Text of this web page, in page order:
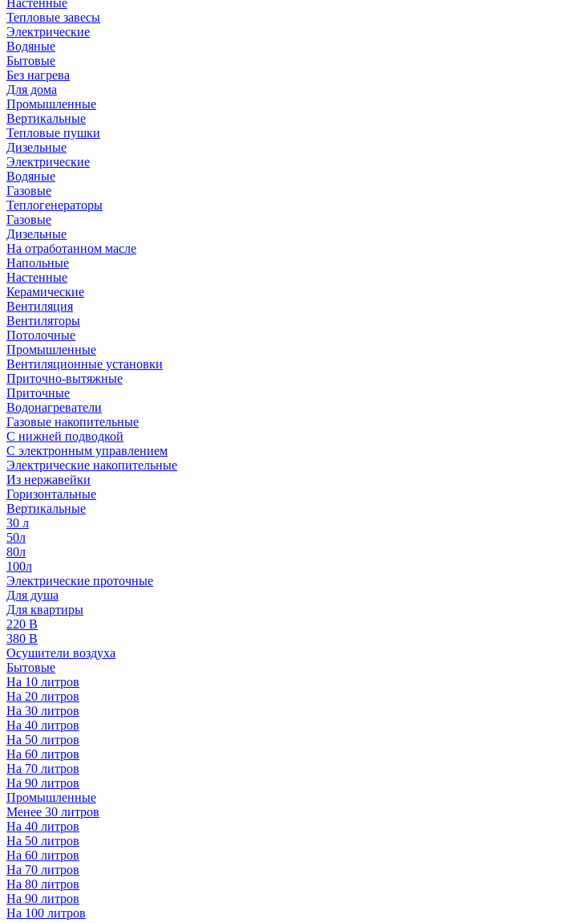
Настенные
Тепловые завесы
Электрические
Водяные
Бытовые
Без нагрева
Для дома
Промышленные
Вертикальные
Тепловые пушки
Дизельные
Электрические
Водяные
Газовые
Теплогенераторы
Газовые
Дизельные
На отработанном масле
Напольные
Настенные
Керамические
Вентиляция
Вентиляторы
Потолочные
Промышленные
Вентиляционные установки
Приточно-вытяжные
Приточные
Водонагреватели
Газовые накопительные
С нижней подводкой
С электронным управлением
Электрические накопительные
Из нержавейки
Горизонтальные
Вертикальные
30 л
50л
80л
100л
Электрические проточные
Для душа
Для квартиры
220 В
380 В
Осушители воздуха
Бытовые
На 10 литров
На 20 литров
На 30 литров
На 40 литров
На 50 литров
На 60 литров
На 70 литров
На 90 литров
Промышленные
Менее 30 литров
На 40 литров
На 50 литров
На 60 литров
На 70 литров
На 80 литров
На 90 литров
На 100 литров